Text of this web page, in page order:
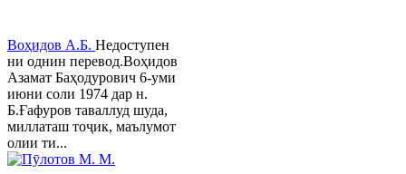
Воҳидов А.Б. Недоступен
ни однин перевод.Воҳидов
Азамат Баҳодурович 6-уми
июни соли 1974 дар н.
Б.Ғафуров таваллуд шуда,
миллаташ тоҷик, маълумот
олии ти...